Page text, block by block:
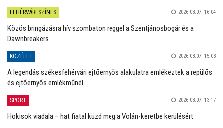
FEHÉRVÁRI SZÍNES 2026.08.07. 16:04
Közös bringázásra hív szombaton reggel a Szentjánosbogár és a
Dawnbreakers
KÖZÉLET 2026.08.07. 15:03
A legendás székesfehérvári ejtőernyős alakulatra emlékeztek a repülős
és ejtőernyős emlékműnél
SPORT 2026.08.07. 13:17
Hokisok viadala – hat fiatal küzd meg a Volán-keretbe kerülésért